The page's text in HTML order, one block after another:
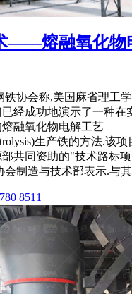
——熔融氧化物
铁协会称,美国麻省理工
经成功地演示了一种在
融氧化物电解工艺
生产铁的方法.该
共同资助的"技术路标
会制造与技术部表示.与
8511